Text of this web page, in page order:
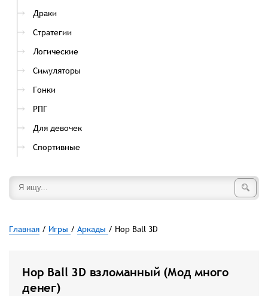
Драки
Стратегии
Логические
Симуляторы
Гонки
РПГ
Для девочек
Спортивные
Главная / Игры / Аркады / Hop Ball 3D
Hop Ball 3D взломанный (Мод много
денег)